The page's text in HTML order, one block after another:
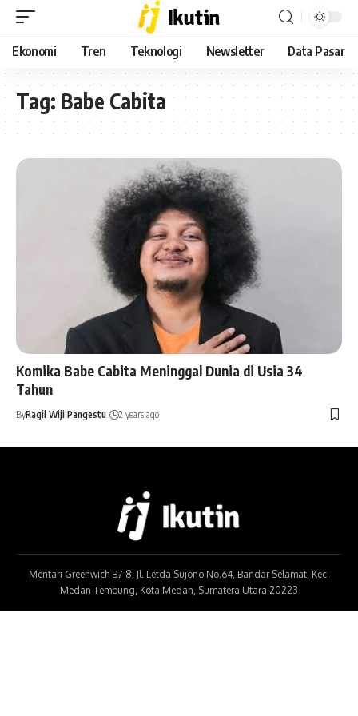
Ekonomi Tren Teknologi Newsletter Data Pasar
Tag: Babe Cabita
Komika Babe Cabita Meninggal Dunia di Usia 34
Tahun
ByRagil Wiji Pangestu 2 years ago
Mentari Greenwich B7-8, Jl. Letda Sujono No.64, Bandar Selamat, Kec.
Medan Tembung, Kota Medan, Sumatera Utara 20223